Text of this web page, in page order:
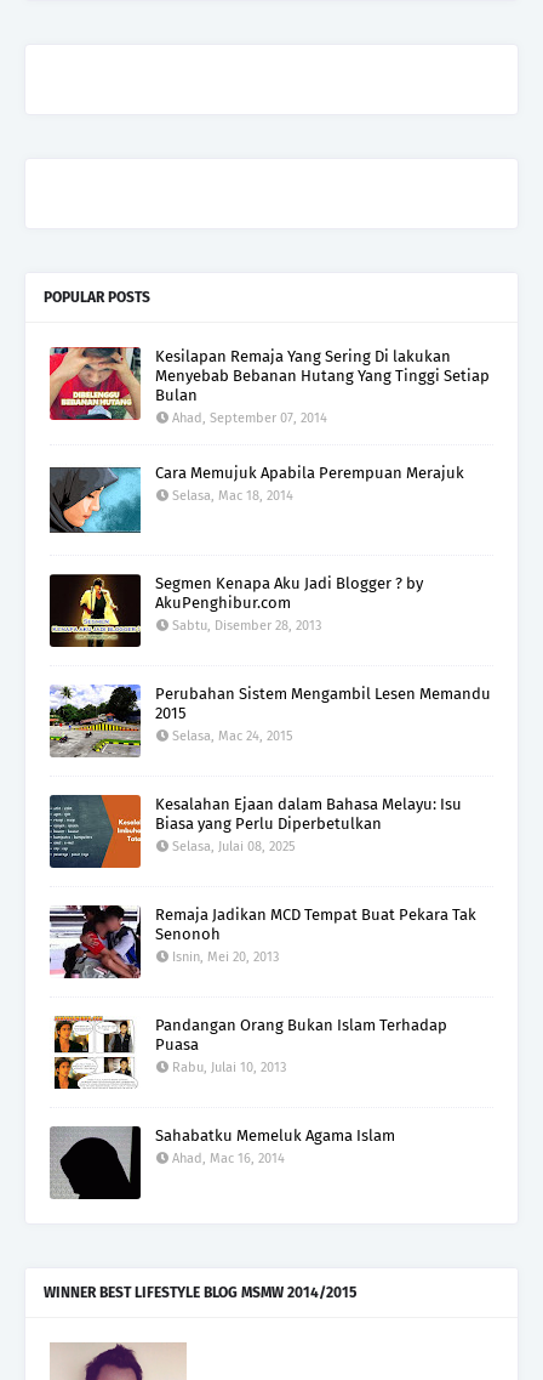
POPULAR POSTS
Kesilapan Remaja Yang Sering Di lakukan
Menyebab Bebanan Hutang Yang Tinggi Setiap
Bulan
Ahad, September 07, 2014
Cara Memujuk Apabila Perempuan Merajuk
Selasa, Mac 18, 2014
Segmen Kenapa Aku Jadi Blogger ? by
AkuPenghibur.com
Sabtu, Disember 28, 2013
Perubahan Sistem Mengambil Lesen Memandu
2015
Selasa, Mac 24, 2015
Kesalahan Ejaan dalam Bahasa Melayu: Isu
Biasa yang Perlu Diperbetulkan
Selasa, Julai 08, 2025
Remaja Jadikan MCD Tempat Buat Pekara Tak
Senonoh
Isnin, Mei 20, 2013
Pandangan Orang Bukan Islam Terhadap
Puasa
Rabu, Julai 10, 2013
Sahabatku Memeluk Agama Islam
Ahad, Mac 16, 2014
WINNER BEST LIFESTYLE BLOG MSMW 2014/2015